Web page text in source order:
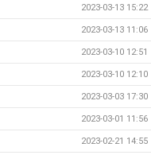
2023-03-13 15:22
2023-03-13 11:06
2023-03-10 12:51
2023-03-10 12:10
2023-03-03 17:30
2023-03-01 11:56
2023-02-21 14:55